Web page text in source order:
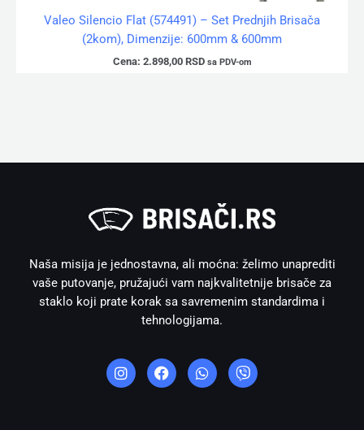
Valeo Silencio Flat (574491) – Set Prednjih Brisača
(2kom), Dimenzije: 600mm & 600mm
Cena: 2.898,00 RSD sa PDV-om
Naša misija je jednostavna, ali moćna: želimo unaprediti
vaše putovanje, pružajući vam najkvalitetnije brisače za
staklo koji prate korak sa savremenim standardima i
tehnologijama.
n
s
t
a
c
e
h
a
t
i
b
e